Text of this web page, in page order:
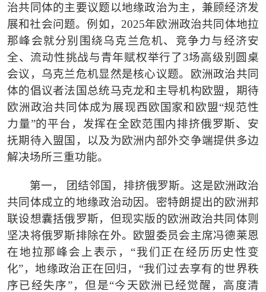
治共同体的主要议题以地缘政治为主，兼顾经济发
展和社会问题。例如，2025年欧洲政治共同体地拉
那峰会就分别围绕乌克兰危机、竞争力与经济安
全、流动性挑战与青年赋权举行了3场高级别圆桌
会议，乌克兰危机显然是核心议题。欧洲政治共同
体的倡议者法国总统马克龙和主导机构欧盟，期待
欧洲政治共同体成为展现西欧国家和欧盟“规范性
力量”的平台，发挥在全欧范围内排挤俄罗斯、安
抚期待入盟国，以及为欧洲内部外交争端提供多边
解决场所三重功能。
第一，
团结邻国，排挤俄罗斯。这是欧洲政治
共同体成立的地缘政治动因。密特朗提出的欧洲邦
联设想囊括俄罗斯，但现实版的欧洲政治共同体则
坚决将俄罗斯排除在外。欧盟委员会主席冯德莱恩
在地拉那峰会上表示， “我们正在经历历史性变
化”，地缘政治正在回归，“我们过去享有的世界秩
序已经失序”，但是“今天欧洲已经觉醒，高度清